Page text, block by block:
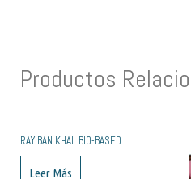
Productos
RAY BAN KHAL BIO-BASED
Leer Más